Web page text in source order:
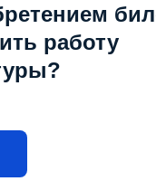
работу